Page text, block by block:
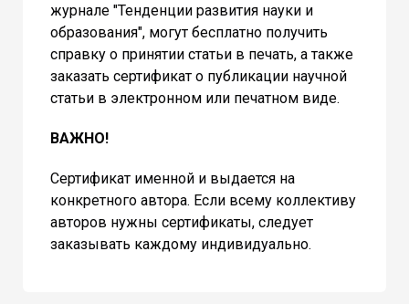
журнале "Тенденции развития науки и
образования", могут бесплатно получить
справку о принятии статьи в печать, а также
заказать сертификат о публикации научной
статьи в электронном или печатном виде.
ВАЖНО!
Сертификат именной и выдается на
конкретного автора. Если всему коллективу
авторов нужны сертификаты, следует
заказывать каждому индивидуально.